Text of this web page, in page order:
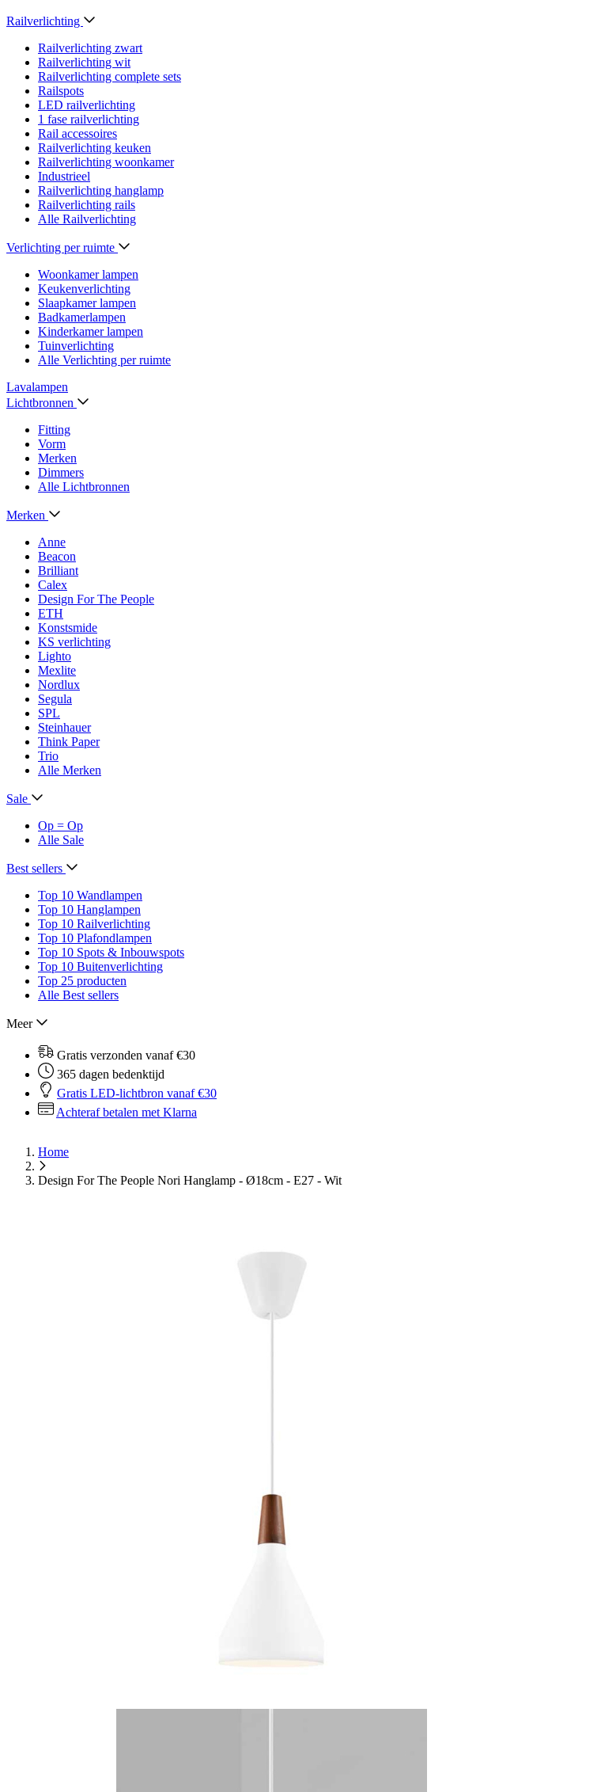
Railverlichting
Railverlichting zwart
Railverlichting wit
Railverlichting complete sets
Railspots
LED railverlichting
1 fase railverlichting
Rail accessoires
Railverlichting keuken
Railverlichting woonkamer
Industrieel
Railverlichting hanglamp
Railverlichting rails
Alle Railverlichting
Verlichting per ruimte
Woonkamer lampen
Keukenverlichting
Slaapkamer lampen
Badkamerlampen
Kinderkamer lampen
Tuinverlichting
Alle Verlichting per ruimte
Lavalampen
Lichtbronnen
Fitting
Vorm
Merken
Dimmers
Alle Lichtbronnen
Merken
Anne
Beacon
Brilliant
Calex
Design For The People
ETH
Konstsmide
KS verlichting
Lighto
Mexlite
Nordlux
Segula
SPL
Steinhauer
Think Paper
Trio
Alle Merken
Sale
Op = Op
Alle Sale
Best sellers
Top 10 Wandlampen
Top 10 Hanglampen
Top 10 Railverlichting
Top 10 Plafondlampen
Top 10 Spots & Inbouwspots
Top 10 Buitenverlichting
Top 25 producten
Alle Best sellers
Meer
Gratis verzonden vanaf €30
365 dagen bedenktijd
Gratis LED-lichtbron vanaf €30
Achteraf betalen met Klarna
Home
Design For The People Nori Hanglamp - Ø18cm - E27 - Wit